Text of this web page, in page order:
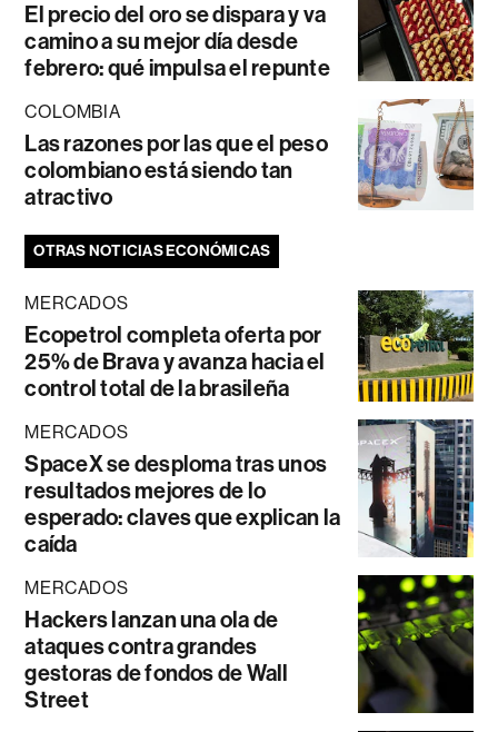
El precio del oro se dispara y va
camino a su mejor día desde
febrero: qué impulsa el repunte
COLOMBIA
Las razones por las que el peso
colombiano está siendo tan
atractivo
OTRAS NOTICIAS ECONÓMICAS
MERCADOS
Ecopetrol completa oferta por
25% de Brava y avanza hacia el
control total de la brasileña
MERCADOS
SpaceX se desploma tras unos
resultados mejores de lo
esperado: claves que explican la
caída
MERCADOS
Hackers lanzan una ola de
ataques contra grandes
gestoras de fondos de Wall
Street